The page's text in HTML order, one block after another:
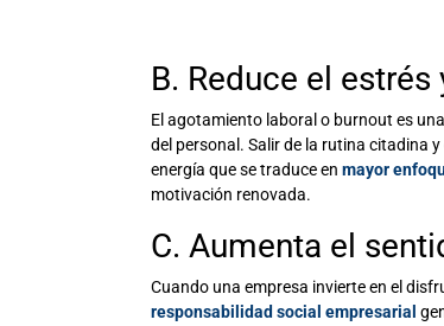
B. Reduce el
El agotamiento laboral o burnout es
del personal. Salir de la rutina citadina
energía que se traduce en mayor
motivación renovada.
C. Aumenta el
Cuando una empresa invierte en el
responsabilidad social empresarial